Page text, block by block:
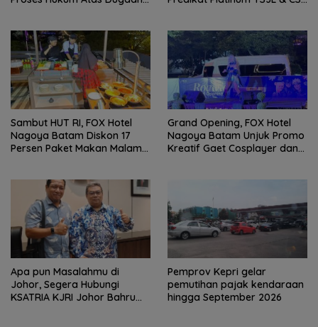
Sambut HUT RI, FOX Hotel
Nagoya Batam Diskon 17
Persen Paket Makan Malam
Grand Opening, FOX Hotel
Nagoya Batam Unjuk Promo
Kreatif Gaet Cosplayer dan
Apa pun Masalahmu di
Johor, Segera Hubungi
KSATRIA KJRI Johor Bahru
Pemprov Kepri gelar
pemutihan pajak kendaraan
hingga September 2026